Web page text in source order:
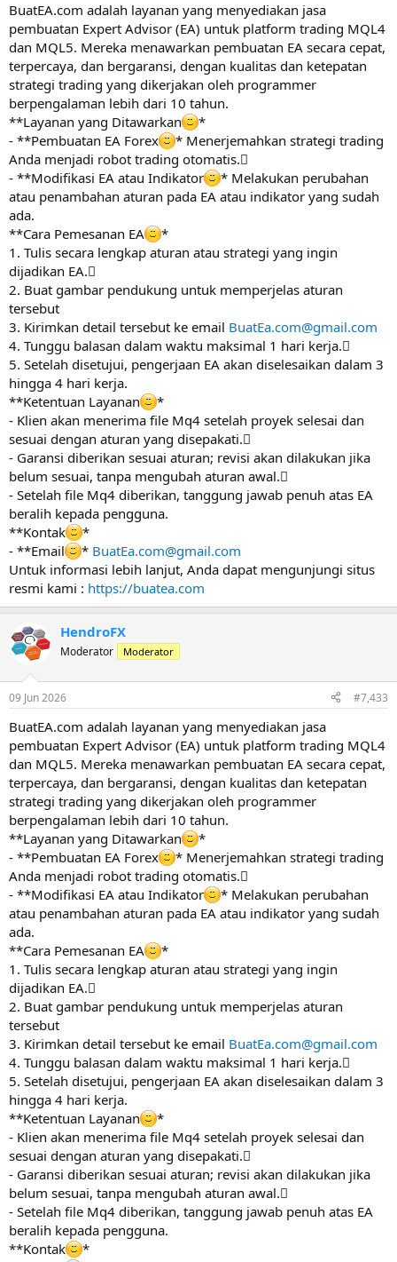
BuatEA.com adalah layanan yang menyediakan jasa
pembuatan Expert Advisor (EA) untuk platform trading MQL4
dan MQL5. Mereka menawarkan pembuatan EA secara cepat,
terpercaya, dan bergaransi, dengan kualitas dan ketepatan
strategi trading yang dikerjakan oleh programmer
berpengalaman lebih dari 10 tahun.
**Layanan yang Ditawarkan
*
- **Pembuatan EA Forex
* Menerjemahkan strategi trading
Anda menjadi robot trading otomatis.
- **Modifikasi EA atau Indikator
* Melakukan perubahan
atau penambahan aturan pada EA atau indikator yang sudah
ada.
**Cara Pemesanan EA
*
1. Tulis secara lengkap aturan atau strategi yang ingin
dijadikan EA.
2. Buat gambar pendukung untuk memperjelas aturan
tersebut
3. Kirimkan detail tersebut ke email BuatEa.com@gmail.com
4. Tunggu balasan dalam waktu maksimal 1 hari kerja.
5. Setelah disetujui, pengerjaan EA akan diselesaikan dalam 3
hingga 4 hari kerja.
**Ketentuan Layanan
*
- Klien akan menerima file Mq4 setelah proyek selesai dan
sesuai dengan aturan yang disepakati.
- Garansi diberikan sesuai aturan; revisi akan dilakukan jika
belum sesuai, tanpa mengubah aturan awal.
- Setelah file Mq4 diberikan, tanggung jawab penuh atas EA
beralih kepada pengguna.
**Kontak
*
- **Email
* BuatEa.com@gmail.com
Untuk informasi lebih lanjut, Anda dapat mengunjungi situs
resmi kami : https://buatea.com
HendroFX
Moderator Moderator
09 Jun 2026 #7,433
BuatEA.com adalah layanan yang menyediakan jasa
pembuatan Expert Advisor (EA) untuk platform trading MQL4
dan MQL5. Mereka menawarkan pembuatan EA secara cepat,
terpercaya, dan bergaransi, dengan kualitas dan ketepatan
strategi trading yang dikerjakan oleh programmer
berpengalaman lebih dari 10 tahun.
**Layanan yang Ditawarkan
*
- **Pembuatan EA Forex
* Menerjemahkan strategi trading
Anda menjadi robot trading otomatis.
- **Modifikasi EA atau Indikator
* Melakukan perubahan
atau penambahan aturan pada EA atau indikator yang sudah
ada.
**Cara Pemesanan EA
*
1. Tulis secara lengkap aturan atau strategi yang ingin
dijadikan EA.
2. Buat gambar pendukung untuk memperjelas aturan
tersebut
3. Kirimkan detail tersebut ke email BuatEa.com@gmail.com
4. Tunggu balasan dalam waktu maksimal 1 hari kerja.
5. Setelah disetujui, pengerjaan EA akan diselesaikan dalam 3
hingga 4 hari kerja.
**Ketentuan Layanan
*
- Klien akan menerima file Mq4 setelah proyek selesai dan
sesuai dengan aturan yang disepakati.
- Garansi diberikan sesuai aturan; revisi akan dilakukan jika
belum sesuai, tanpa mengubah aturan awal.
- Setelah file Mq4 diberikan, tanggung jawab penuh atas EA
beralih kepada pengguna.
**Kontak
*